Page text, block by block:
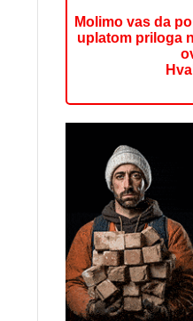
Molimo vas da
uplatom priloga